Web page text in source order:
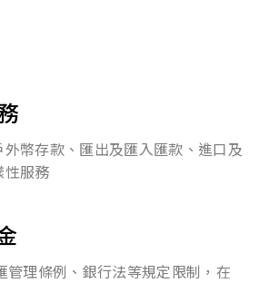
幣存款、匯出及匯入匯款、進口及
性服務
管理條例、銀行法等規定限制，在